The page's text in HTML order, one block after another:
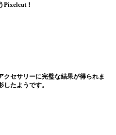
Pixelcut！
クセサリーに完璧な結果が得られま
たようです。